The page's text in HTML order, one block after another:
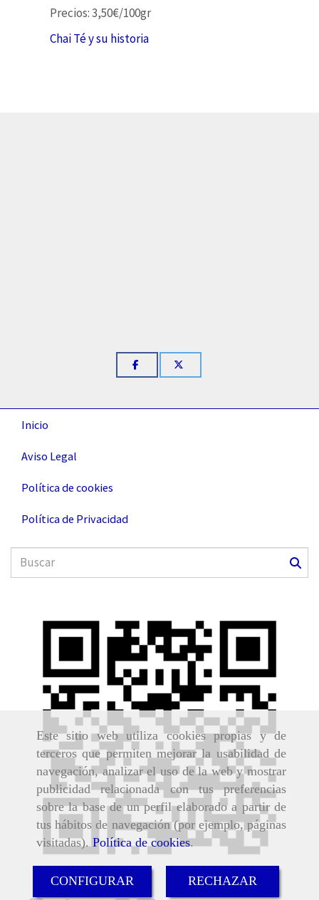
Este sitio web utiliza cookies propias y de
terceros que permiten mejorar la usabilidad de
navegación, analizar el uso de la web y mostrar
publicidad relacionada con tus preferencias
sobre la base de un perfil elaborado a partir de
tus hábitos de navegación (por ejemplo, páginas
visitadas). Política de cookies.
CONFIGURAR RECHAZAR
Precios: 3,50€/100gr
Chai Té y su historia
Inicio
Aviso Legal
Política de cookies
Política de Privacidad